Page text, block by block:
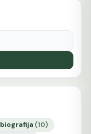
biografija (10)